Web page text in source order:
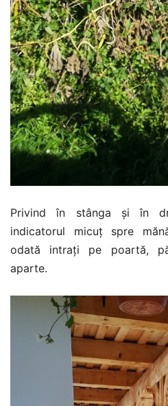
Privind în stânga și în
indicatorul micuț spre
odată intrați pe poartă,
aparte.